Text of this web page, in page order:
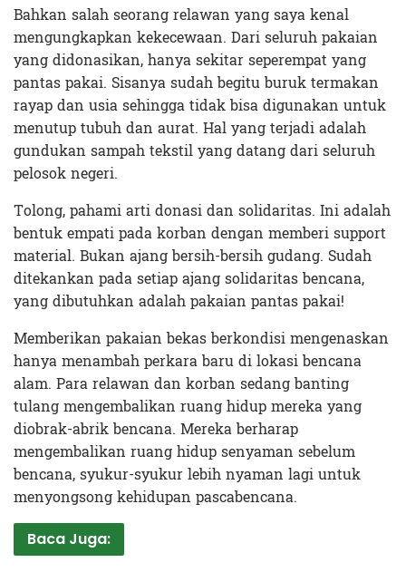
Bahkan salah seorang relawan yang saya kenal
mengungkapkan kekecewaan. Dari seluruh pakaian
yang didonasikan, hanya sekitar seperempat yang
pantas pakai. Sisanya sudah begitu buruk termakan
rayap dan usia sehingga tidak bisa digunakan untuk
menutup tubuh dan aurat. Hal yang terjadi adalah
gundukan sampah tekstil yang datang dari seluruh
pelosok negeri.
Tolong, pahami arti donasi dan solidaritas. Ini adalah
bentuk empati pada korban dengan memberi support
material. Bukan ajang bersih-bersih gudang. Sudah
ditekankan pada setiap ajang solidaritas bencana,
yang dibutuhkan adalah pakaian pantas pakai!
Memberikan pakaian bekas berkondisi mengenaskan
hanya menambah perkara baru di lokasi bencana
alam. Para relawan dan korban sedang banting
tulang mengembalikan ruang hidup mereka yang
diobrak-abrik bencana. Mereka berharap
mengembalikan ruang hidup senyaman sebelum
bencana, syukur-syukur lebih nyaman lagi untuk
menyongsong kehidupan pascabencana.
Baca Juga: